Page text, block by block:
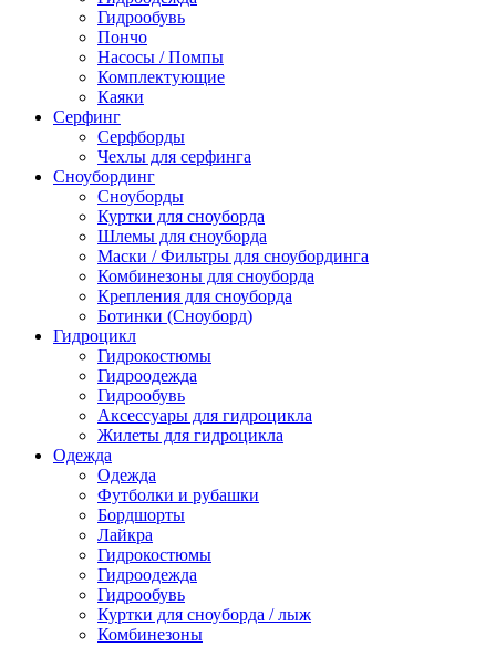
Гидрообувь
Пончо
Насосы / Помпы
Комплектующие
Каяки
Серфинг
Серфборды
Чехлы для серфинга
Сноубординг
Сноуборды
Куртки для сноуборда
Шлемы для сноуборда
Маски / Фильтры для сноубординга
Комбинезоны для сноуборда
Крепления для сноуборда
Ботинки (Сноуборд)
Гидроцикл
Гидрокостюмы
Гидроодежда
Гидрообувь
Аксессуары для гидроцикла
Жилеты для гидроцикла
Одежда
Одежда
Футболки и рубашки
Бордшорты
Лайкра
Гидрокостюмы
Гидроодежда
Гидрообувь
Куртки для сноуборда / лыж
Комбинезоны